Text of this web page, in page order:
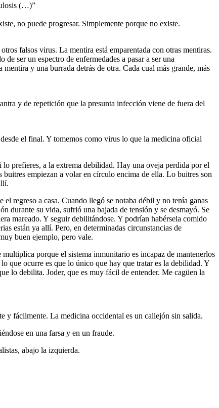
(…)”
no puede progresar. Simplemente porque no existe.
falsos virus. La mentira está emparentada con otras mentiras.
ser un espectro de enfermedades a pasar a ser una
y una burrada detrás de otra. Cada cual más grande, más
y de repetición que la presunta infección viene de fuera del
el final. Y tomemos como virus lo que la medicina oficial
prefieres, a la extrema debilidad. Hay una oveja perdida por el
empiezan a volar en círculo encima de ella. Lo buitres son
regreso a casa. Cuando llegó se notaba débil y no tenía ganas
durante su vida, sufrió una bajada de tensión y se desmayó. Se
mareado. Y seguir debilitándose. Y podrían habérsela comido
están ya allí. Pero, en determinadas circunstancias de
buen ejemplo, pero vale.
porque el sistema inmunitario es incapaz de mantenerlos
que ocurre es que lo único que hay que tratar es la debilidad. Y
lo debilita. Joder, que es muy fácil de entender. Me cagüen la
y fácilmente. La medicina occidental es un callejón sin salida.
en una farsa y en un fraude.
abajo la izquierda.